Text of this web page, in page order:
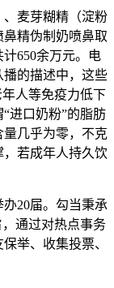
麦芽糊精（淀粉
精伪制奶喷鼻取
650余万元。电
播的描述中，这些
人等免疫力低下
进口奶粉”的脂肪
几乎为零，不克
若成年人持久饮
20届。勾当秉承
通过对热点事务
举、收集投票、